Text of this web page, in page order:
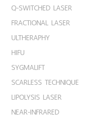
Q-SWITCHED LASER
FRACTIONAL LASER
ULTHERAPHY
HIFU
SYGMALIFT
SCARLESS TECHNIQUE
LIPOLYSIS LASER
NEAR-INFRARED